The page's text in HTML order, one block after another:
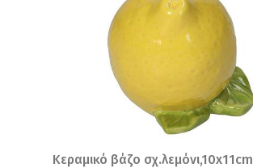
Κεραμικό βάζο